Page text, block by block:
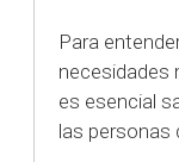
Para
necesidades
es esencial
las personas